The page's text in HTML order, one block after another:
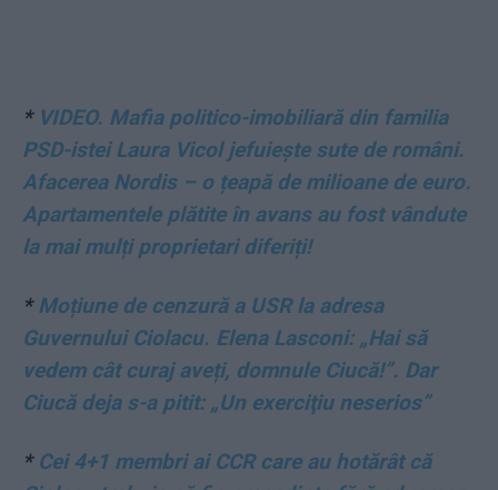
* VIDEO. Mafia politico-imobiliară din familia
PSD-istei Laura Vicol jefuiește sute de români.
Afacerea Nordis – o țeapă de milioane de euro.
Apartamentele plătite în avans au fost vândute
la mai mulți proprietari diferiți!
*Moțiune de cenzură a USR la adresa
Guvernului Ciolacu. Elena Lasconi: „Hai să
vedem cât curaj aveți, domnule Ciucă!”. Dar
Ciucă deja s-a pitit: „Un exerciţiu neserios”
* Cei 4+1 membri ai CCR care au hotărât că